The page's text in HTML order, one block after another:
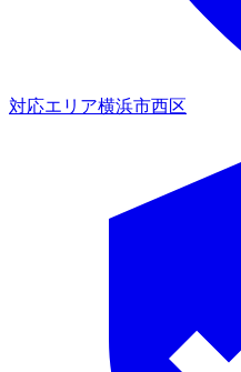
対応エリア横浜市西区